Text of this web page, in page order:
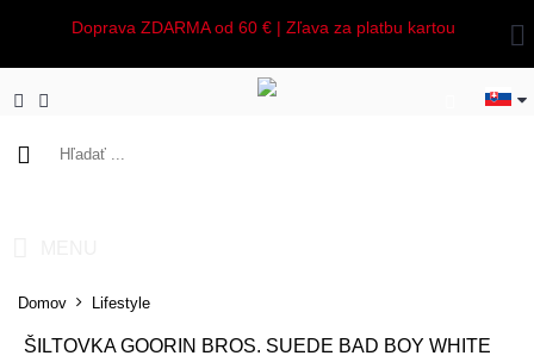
Doprava ZDARMA od 60 € | Zľava za platbu kartou
Domov Lifestyle
ŠILTOVKA GOORIN BROS. SUEDE BAD BOY WHITE